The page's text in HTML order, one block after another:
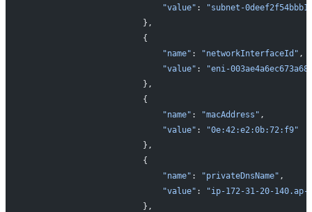
                           "value"
:
"subnet-
                       },
                       {
                           "name"
: "networkInterfaceId" ,
                           "value"
:
"eni-
                       },
                       {
                           "name"
: "macAddress" ,
                           "value"
:
"0e:42:e2:0b:72:f9"
                       },
                       {
                           "name"
: "privateDnsName" ,
                           "value"
:
"ip-172-31-20-
                       },